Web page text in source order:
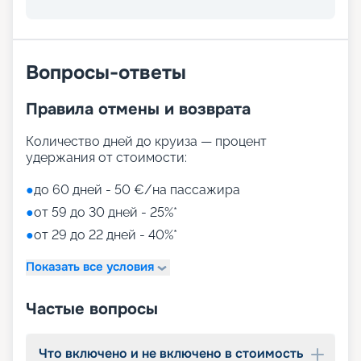
Вопросы-ответы
Правила отмены и возврата
Количество дней до круиза — процент
удержания от стоимости:
●до 60 дней - 50 €/на пассажира
●от 59 до 30 дней - 25%*
●от 29 до 22 дней - 40%*
Показать все условия
Частые вопросы
Что включено и не включено в стоимость